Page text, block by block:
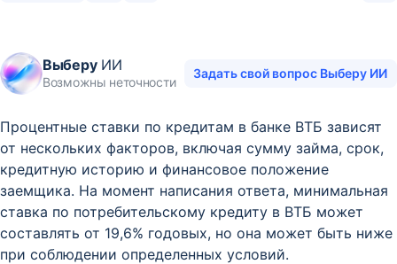
ВыберуИИ
Возможны неточности
Задать свой вопрос Выберу ИИ
Процентные ставки по кредитам в банке ВТБ зависят
от нескольких факторов, включая сумму займа, срок,
кредитную историю и финансовое положение
заемщика. На момент написания ответа, минимальная
ставка по потребительскому кредиту в ВТБ может
составлять от 19,6% годовых, но она может быть ниже
при соблюдении определенных условий.